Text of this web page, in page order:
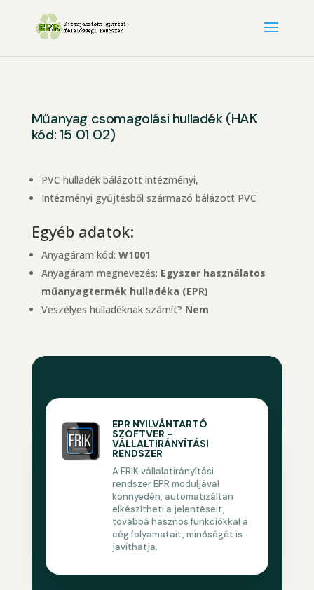
Műanyag csomagolási hulladék (HAK
kód: 15 01 02)
PVC hulladék bálázott intézményi,
Intézményi gyűjtésből származó bálázott PVC
Egyéb adatok:
Anyagáram kód: W1001
Anyagáram megnevezés: Egyszer használatos
műanyagtermék hulladéka (EPR)
Veszélyes hulladéknak számít? Nem
EPR NYILVÁNTARTÓ
SZOFTVER -
VÁLLALTIRÁNYÍTÁSI
RENDSZER
A FRIK vállalatirányítási
rendszer EPR moduljával
könnyedén, automatizáltan
elkészítheti a jelentéseit,
továbbá hasznos funkciókkal a
cég folyamatait, minőségét is
javíthatja.